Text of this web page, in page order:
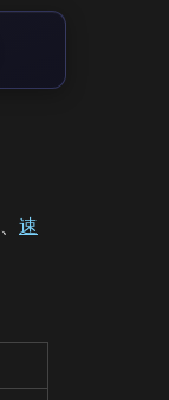
、 速